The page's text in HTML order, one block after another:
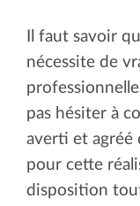
Il faut savoir
nécessite de
pas hésiter à
averti et agréé
pour cette
disposition